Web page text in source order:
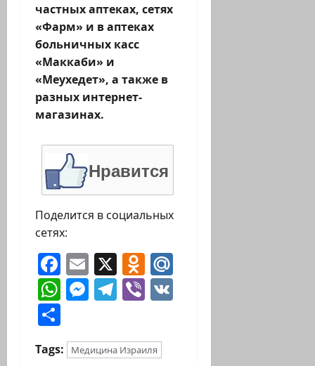
частных аптеках, сетях
«Фарм» и в аптеках
больничных касс
«Маккаби» и
«Меухедет», а также в
разных интернет-
магазинах.
Нравится
Поделится в социальных
сетях:
Facebook
Email
X Odnoklassniki
WhatsApp
Messenger
Telegram
Viber
Tags: Медицина Израиля